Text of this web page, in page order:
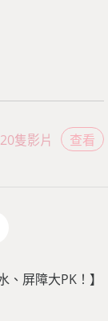
查看
隻影片